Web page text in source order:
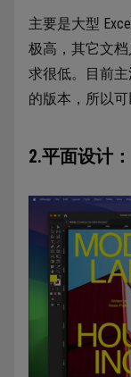
主要是大型
极高，其它文档
求很低。目前主
的版本，所以可
2.平面设计：